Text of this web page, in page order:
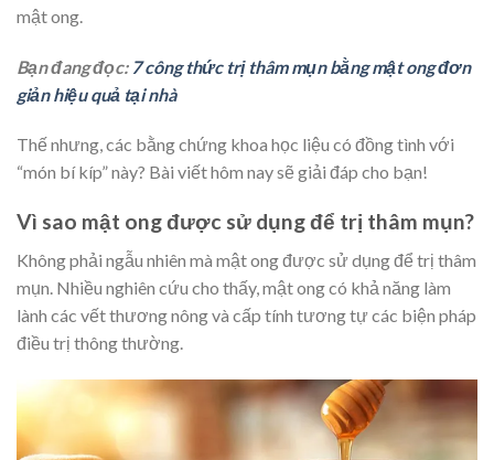
mật ong.
Bạn đang đọc: 7 công thức trị thâm mụn bằng mật ong đơn
giản hiệu quả tại nhà
Thế nhưng, các bằng chứng khoa học liệu có đồng tình với
“món bí kíp” này? Bài viết hôm nay sẽ giải đáp cho bạn!
Vì sao mật ong được sử dụng để trị thâm mụn?
Không phải ngẫu nhiên mà mật ong được sử dụng để trị thâm
mụn. Nhiều nghiên cứu cho thấy, mật ong có khả năng làm
lành các vết thương nông và cấp tính tương tự các biện pháp
điều trị thông thường.